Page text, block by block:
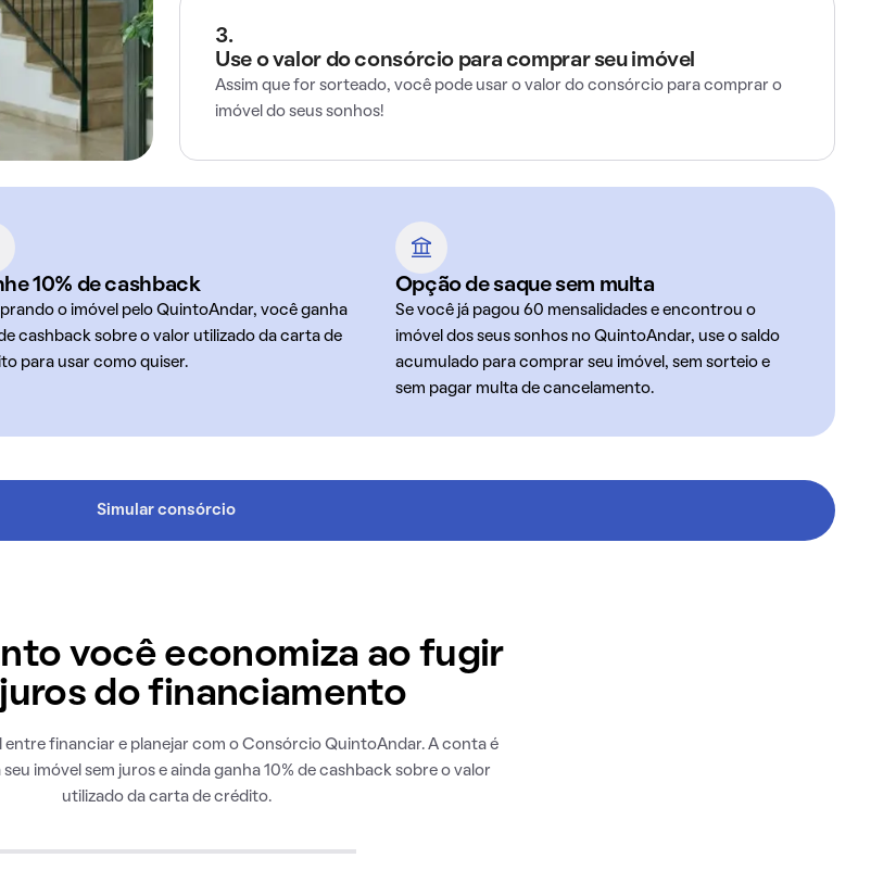
3.
Use o valor do consórcio para comprar seu imóvel
Assim que for sorteado, você pode usar o valor do consórcio para comprar o
imóvel do seus sonhos!
10% de cashback
o imóvel pelo QuintoAndar, você ganha
cashback sobre o valor utilizado da carta de
para usar como quiser.
Opção de saque sem multa
Se você já pagou 60 mensalidades e encontrou o
imóvel dos seus sonhos no QuintoAndar, use o saldo
acumulado para comprar seu imóvel, sem sorteio e
sem pagar multa de cancelamento.
Simular consórcio
você economiza ao fugir
do financiamento
financiar e planejar com o Consórcio QuintoAndar. A conta é
imóvel sem juros e ainda ganha 10% de cashback sobre o valor
utilizado da carta de crédito.